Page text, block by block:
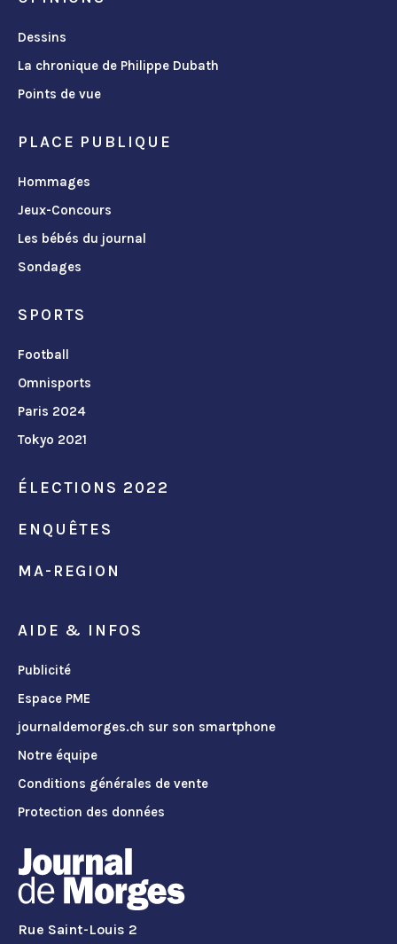
Dessins
La chronique de Philippe Dubath
Points de vue
PLACE PUBLIQUE
Hommages
Jeux-Concours
Les bébés du journal
Sondages
SPORTS
Football
Omnisports
Paris 2024
Tokyo 2021
ÉLECTIONS 2022
ENQUÊTES
MA-REGION
AIDE & INFOS
Publicité
Espace PME
journaldemorges.ch sur son smartphone
Notre équipe
Conditions générales de vente
Protection des données
Rue Saint-Louis 2